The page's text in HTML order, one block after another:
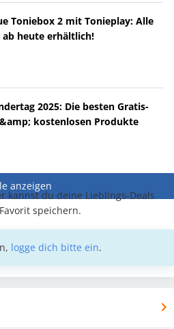
Toniebox 2 mit Tonieplay: Alle
ab heute erhältlich!
2025: Die besten Gratis-
kostenlosen Produkte
anzeigen
kannst du deine Lieblings-Deals
speichern.
logge dich bitte ein.